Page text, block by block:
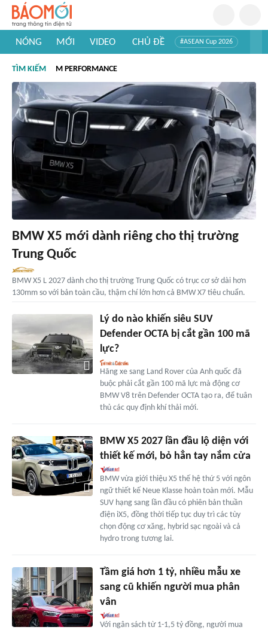
NÓNG MỚI VIDEO CHỦ ĐỀ #ASEAN Cup 2026
#Khám phá thế giới
TÌM KIẾM M PERFORMANCE
BMW X5 mới dành riêng cho thị trường
Trung Quốc
BMW X5 L 2027 dành cho thị trường Trung Quốc có trục cơ sở dài hơn
130mm so với bản toàn cầu, thậm chí lớn hơn cả BMW X7 tiêu chuẩn.
Lý do nào khiến siêu SUV
Defender OCTA bị cắt gần 100 mã
lực?
Hãng xe sang Land Rover của Anh quốc đã
buộc phải cắt gần 100 mã lực mà động cơ
BMW V8 trên Defender OCTA tạo ra, để tuân
thủ các quy định khí thải mới.
BMW X5 2027 lần đầu lộ diện với
thiết kế mới, bỏ hẳn tay nắm cửa
BMW vừa giới thiệu X5 thế hệ thứ 5 với ngôn
ngữ thiết kế Neue Klasse hoàn toàn mới. Mẫu
SUV hạng sang lần đầu có phiên bản thuần
điện iX5, đồng thời tiếp tục duy trì các tùy
chọn động cơ xăng, hybrid sạc ngoài và cả
hydro trong tương lai.
Tầm giá hơn 1 tỷ, nhiều mẫu xe
sang cũ khiến người mua phân
vân
Với ngân sách từ 1-1,5 tỷ đồng, người mua